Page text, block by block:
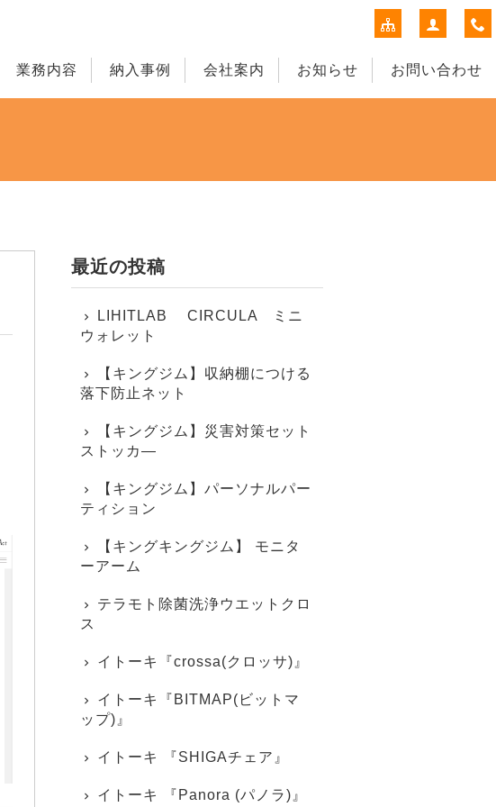
業務内容 納入事例 会社案内 お知らせ お問い合わせ
最近の投稿
LIHITLAB CIRCULA ミニ
ウォレット
【キングジム】収納棚につける
落下防止ネット
【キングジム】災害対策セット
ストッカ―
【キングジム】パーソナルパー
ティション
【キングキングジム】 モニタ
ーアーム
テラモト除菌洗浄ウエットクロ
ス
イトーキ『crossa(クロッサ)』
イトーキ『BITMAP(ビットマ
ップ)』
イトーキ 『SHIGAチェア』
イトーキ 『Panora (パノラ)』